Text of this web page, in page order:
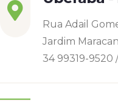
Rua Adail
Jardim
34 99319-9520